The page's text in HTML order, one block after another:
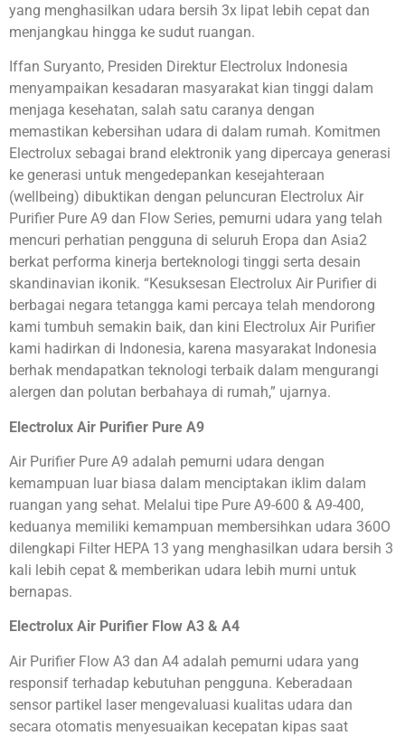
yang menghasilkan udara bersih 3x lipat lebih cepat dan
menjangkau hingga ke sudut ruangan.
Iffan Suryanto, Presiden Direktur Electrolux Indonesia
menyampaikan kesadaran masyarakat kian tinggi dalam
menjaga kesehatan, salah satu caranya dengan
memastikan kebersihan udara di dalam rumah. Komitmen
Electrolux sebagai brand elektronik yang dipercaya generasi
ke generasi untuk mengedepankan kesejahteraan
(wellbeing) dibuktikan dengan peluncuran Electrolux Air
Purifier Pure A9 dan Flow Series, pemurni udara yang telah
mencuri perhatian pengguna di seluruh Eropa dan Asia2
berkat performa kinerja berteknologi tinggi serta desain
skandinavian ikonik. “Kesuksesan Electrolux Air Purifier di
berbagai negara tetangga kami percaya telah mendorong
kami tumbuh semakin baik, dan kini Electrolux Air Purifier
kami hadirkan di Indonesia, karena masyarakat Indonesia
berhak mendapatkan teknologi terbaik dalam mengurangi
alergen dan polutan berbahaya di rumah,” ujarnya.
Electrolux Air Purifier Pure A9
Air Purifier Pure A9 adalah pemurni udara dengan
kemampuan luar biasa dalam menciptakan iklim dalam
ruangan yang sehat. Melalui tipe Pure A9-600 & A9-400,
keduanya memiliki kemampuan membersihkan udara 360O
dilengkapi Filter HEPA 13 yang menghasilkan udara bersih 3
kali lebih cepat & memberikan udara lebih murni untuk
bernapas.
Electrolux Air Purifier Flow A3 & A4
Air Purifier Flow A3 dan A4 adalah pemurni udara yang
responsif terhadap kebutuhan pengguna. Keberadaan
sensor partikel laser mengevaluasi kualitas udara dan
secara otomatis menyesuaikan kecepatan kipas saat